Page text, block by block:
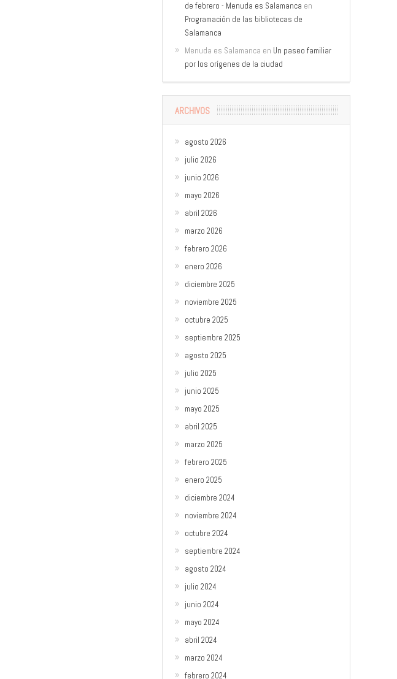
de febrero - Menuda es Salamanca en
Programación de las bibliotecas de
Salamanca
Menuda es Salamanca en Un paseo familiar
por los orígenes de la ciudad
ARCHIVOS
agosto 2026
julio 2026
junio 2026
mayo 2026
abril 2026
marzo 2026
febrero 2026
enero 2026
diciembre 2025
noviembre 2025
octubre 2025
septiembre 2025
agosto 2025
julio 2025
junio 2025
mayo 2025
abril 2025
marzo 2025
febrero 2025
enero 2025
diciembre 2024
noviembre 2024
octubre 2024
septiembre 2024
agosto 2024
julio 2024
junio 2024
mayo 2024
abril 2024
marzo 2024
febrero 2024